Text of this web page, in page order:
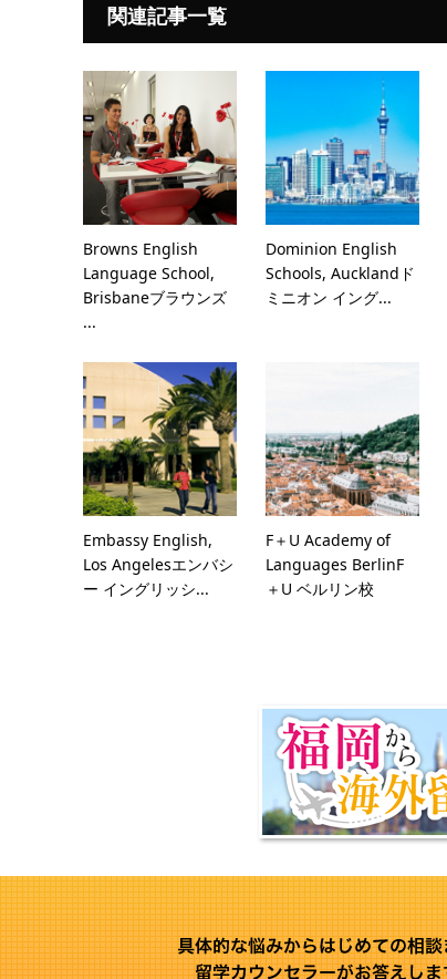
関連記事一覧
Browns English
Language School,
Brisbaneブラウンズ
...
Dominion English
Schools, Aucklandド
ミニオン イング...
Embassy English,
Los Angelesエンバシ
ー イングリッシ...
F＋U Academy of
Languages BerlinF
＋U ベルリン校